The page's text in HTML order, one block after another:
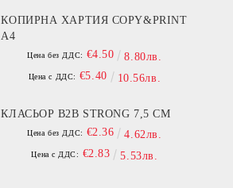
КОПИРНА ХАРТИЯ COPY&PRINT
A4
Цена без ДДС: €4.50 8.80лв.
Цена с ДДС: €5.40 10.56лв.
КЛАСЬОР B2B STRONG 7,5 СМ
Цена без ДДС: €2.36 4.62лв.
Цена с ДДС: €2.83 5.53лв.